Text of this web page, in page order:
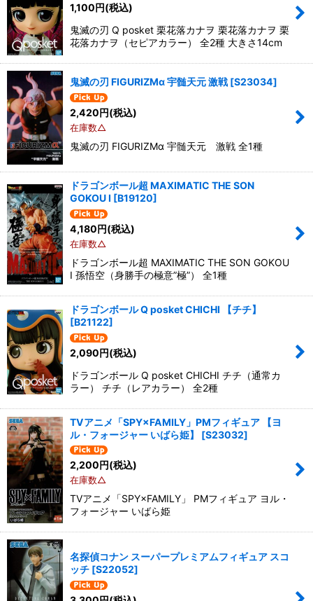
1,100円(税込)
鬼滅の刃 Q posket 栗花落カナヲ 栗花落カナヲ 栗
花落カナヲ（セピアカラー） 全2種 大きさ14cm
鬼滅の刃 FIGURIZMα 宇髄天元 激戦 [S23034]
2,420円(税込)
在庫数△
鬼滅の刃 FIGURIZMα 宇髄天元 激戦 全1種
ドラゴンボール超 MAXIMATIC THE SON
GOKOU I [B19120]
4,180円(税込)
在庫数△
ドラゴンボール超 MAXIMATIC THE SON GOKOU
I 孫悟空（身勝手の極意”極”） 全1種
ドラゴンボール Q posket CHICHI 【チチ】
[B21122]
2,090円(税込)
ドラゴンボール Q posket CHICHI チチ（通常カ
ラー） チチ（レアカラー） 全2種
TVアニメ「SPY×FAMILY」PMフィギュア 【ヨ
ル・フォージャー いばら姫】
[S23032]
2,200円(税込)
在庫数△
TVアニメ「SPY×FAMILY」 PMフィギュア ヨル・
フォージャー いばら姫
名探偵コナン スーパープレミアムフィギュア スコ
ッチ [S22052]